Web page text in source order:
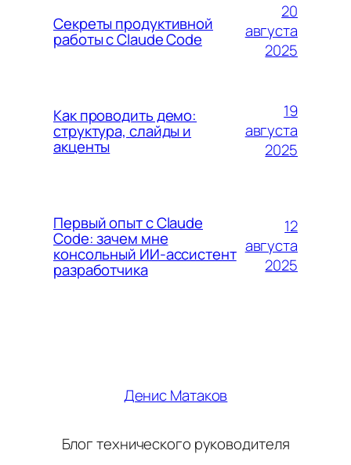
Секреты продуктивной
работы с Claude Code
20
августа
2025
Как проводить демо:
структура, слайды и
акценты
19
августа
2025
Первый опыт с Claude
Code: зачем мне
консольный ИИ-ассистент
разработчика
12
августа
2025
Денис Матаков
Блог технического руководителя